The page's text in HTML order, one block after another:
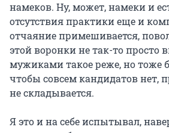
намеков. Ну, может, намеки и
отсутствия практики еще и
отчаяние примешивается,
этой воронки не так-то просто
мужиками такое реже, но тоже
чтобы совсем кандидатов нет,
не складывается.
Я это и на себе испытывал,